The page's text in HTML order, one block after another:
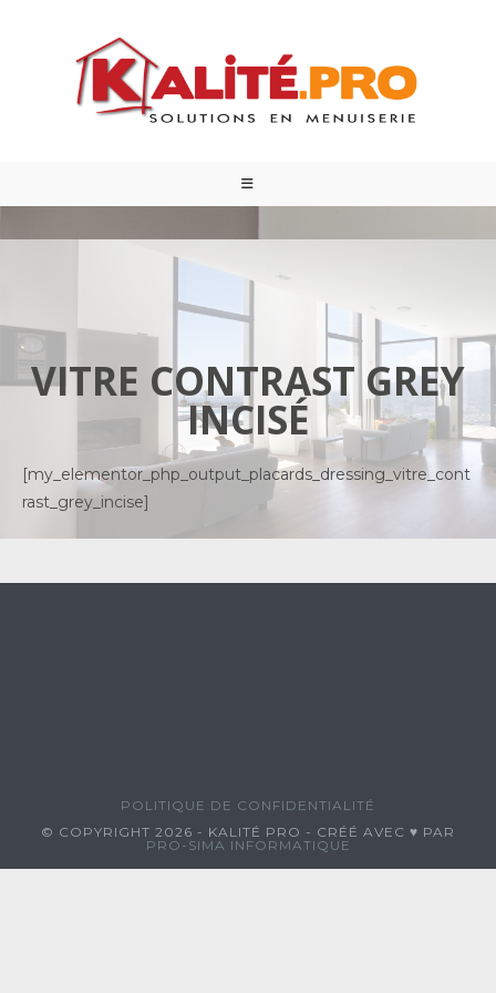
VITRE CONTRAST GREY
INCISÉ
[my_elementor_php_output_placards_dressing_vitre_cont
rast_grey_incise]
POLITIQUE DE CONFIDENTIALITÉ
© COPYRIGHT 2026 - KALITÉ PRO - CRÉÉ AVEC ♥ PAR
PRO-SIMA INFORMATIQUE